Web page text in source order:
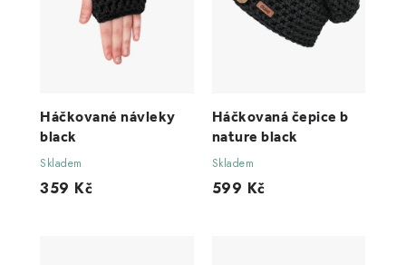
Háčkované návleky
black
Skladem
359 Kč
Háčkovaná čepice b
nature black
Skladem
599 Kč